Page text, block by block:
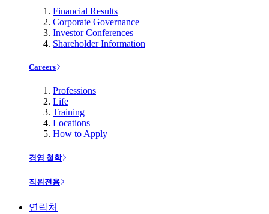
Financial Results
Corporate Governance
Investor Conferences
Shareholder Information
Careers
Professions
Life
Training
Locations
How to Apply
경영 철학
직원전용
연락처